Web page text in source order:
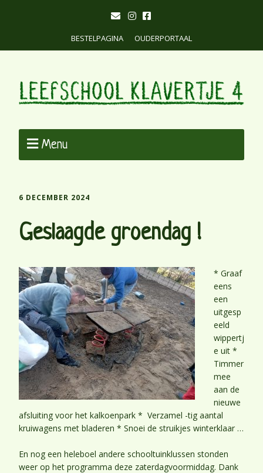
BESTELPAGINA OUDERPORTAAL
Menu
6 DECEMBER 2024
Geslaagde groendag !
* Graaf
eens
een
uitgesp
eeld
wippertj
e uit *
Timmer
mee
aan de
nieuwe
afsluiting voor het kalkoenpark * Verzamel -tig aantal
kruiwagens met bladeren * Snoei de struikjes winterklaar …
En nog een heleboel andere schooltuinklussen stonden
weer op het programma deze zaterdagvoormiddag. Dank